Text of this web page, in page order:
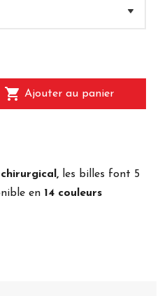
shopping_cart Ajouter au panier
les billes font 5
en 14 couleurs